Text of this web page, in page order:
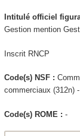
Intitulé officiel
Gestion mention
Inscrit RNCP
Code(s) NSF :
commerciaux (312n)
Code(s) ROME : -